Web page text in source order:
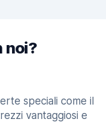
noi?
speciali come il
vantaggiosi e